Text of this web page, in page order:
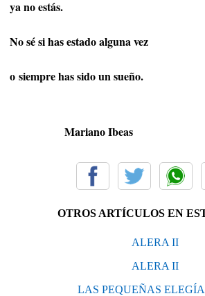
ya no estás.
No sé si has estado alguna vez
o siempre has sido un sueño.
Mariano Ibeas
OTROS ARTÍCULOS EN
ALERA II
ALERA II
LAS PEQUEÑAS